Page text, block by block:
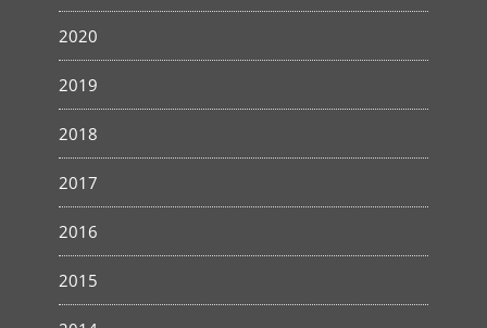
2020
2019
2018
2017
2016
2015